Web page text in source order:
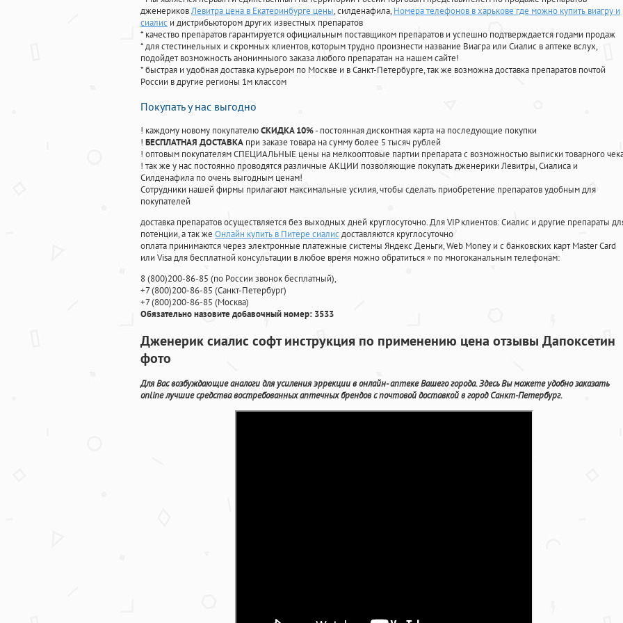
дженериковЛевитра цена в Екатеринбурге цены, силденафила, Номера телефонов в харькове где можно купить виагру и
сиалис и дистрибьютором других известных препаратов
* качество препаратов гарантируется официальным поставщиком препаратов и успешно подтверждается годами продаж
* для стестинельных и скромных клиентов, которым трудно произнести название Виагра или Сиалис в аптеке вслух,
подойдет возможность анонимныого заказа любого препаратан на нашем сайте!
* быстрая и удобная доставка курьером по Москве и в Санкт-Петербурге, так же возможна доставка препаратов почтой
России в другие регионы 1м классом
Покупать у нас выгодно
! каждому новому покупателюСКИДКА 10%- постоянная дисконтная карта на последующие покупки
! БЕСПЛАТНАЯ ДОСТАВКА при заказе товара на сумму более 5 тысяч рублей
! оптовым покупателям СПЕЦИАЛЬНЫЕ цены на мелкооптовые партии препарата с возможностью выписки товарного
! так же у нас постоянно проводятся различные АКЦИИ позволяющие покупать дженерики Левитры, Сиалиса и
Силденафила по очень выгодным ценам!
Cотрудники нашей фирмы прилагают максимальные усилия, чтобы сделать приобретение препаратов удобным для
покупателей
доставка препаратов осуществляется без выходных дней круглосуточно. Для VIP клиентов: Сиалис и другие препараты
потенции, а так же Онлайн купить в Питере сиалисдоставляются круглосуточно
оплата принимаются через электронные платежные системы Яндекс Деньги, Web Money и с банковских карт Master Card
или Visa для бесплатной консультации в любое время можно обратиться» по многоканальным телефонам:
8(800)200-86-85 (по России звонок бесплатный),
+7(800)200-86-85 (Санкт-Петербург)
+7(800)200-86-85 (Москва)
Обязательно назовите добавочный номер: 3533
Дженерик сиалис софт инструкция по применению цена отзывы Дапоксетин
фото
Для Вас возбуждающие аналоги для усиления эррекции в онлайн- аптеке Вашего города. Здесь Вы можете удобно заказать
online лучшие средства востребованных аптечных брендов с почтовой доставкой в город Санкт-Петербург.